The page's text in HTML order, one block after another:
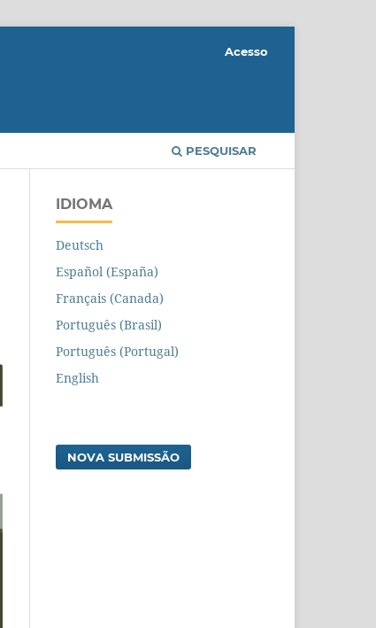
PESQUISAR
Acesso
IDIOMA
Deutsch
Español (España)
Français (Canada)
Português (Brasil)
Português (Portugal)
English
NOVA SUBMISSÃO